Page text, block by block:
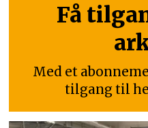
Få
Med et
tilgang til